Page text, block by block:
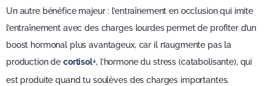
Un autre bénéfice majeur : l’entraînement en occlusion qui imite
l’entraînement avec des charges lourdes permet de profiter d’un
boost hormonal plus avantageux, car il n’augmente pas la
production decortisol4, l’hormone du stress (catabolisante), qui
est produite quand tu soulèves des charges importantes.